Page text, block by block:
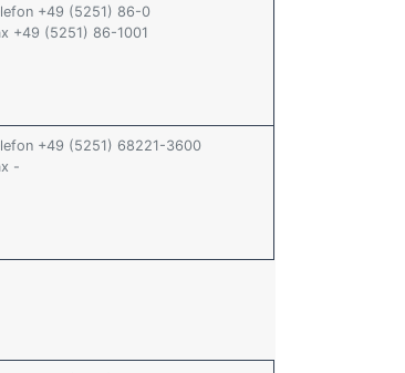
+49 (5251) 86-0
+49 (5251) 86-1001
+49 (5251) 68221-3600
-